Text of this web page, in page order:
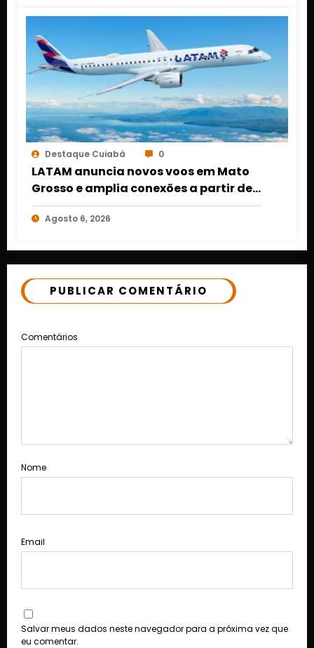
Destaque Cuiabá 0
LATAM anuncia novos voos em Mato
Grosso e amplia conexões a partir de
Cuiabá e Rondonópolis
Agosto 6, 2026
PUBLICAR COMENTÁRIO
Comentários
Nome
Email
Salvar meus dados neste navegador para a próxima vez que
eu comentar.